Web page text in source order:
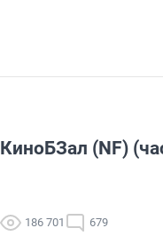
КиноБЗал (NF)
186 701 679